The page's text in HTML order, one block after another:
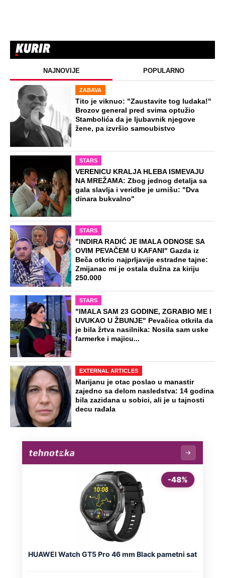
NAJNOVIJE POPULARNO
ZABAVA
Tito je viknuo: "Zaustavite tog ludaka!"
Brozov general pred svima optužio
Stambolića da je ljubavnik njegove
žene, pa izvršio samoubistvo
STARS
VERENICU KRALJA HLEBA ISMEVAJU
NA MREŽAMA: Zbog jednog detalja sa
gala slavlja i veridbe je urnišu: "Dva
dinara bukvalno"
STARS
"INDIRA RADIĆ JE IMALA ODNOSE SA
OVIM PEVAČEM U KAFANI" Gazda iz
Beča otkrio najprljavije estradne tajne:
Zmijanac mi je ostala dužna za kiriju
250.000
STARS
"IMALA SAM 23 GODINE, ZGRABIO ME I
UVUKAO U ŽBUNJE" Pevačica otkrila da
je bila žrtva nasilnika: Nosila sam uske
farmerke i majicu...
EXTERNAL ARTICLES
Marijanu je otac poslao u manastir
zajedno sa delom nasledstva: 14 godina
bila zazidana u sobici, ali je u tajnosti
decu rađala